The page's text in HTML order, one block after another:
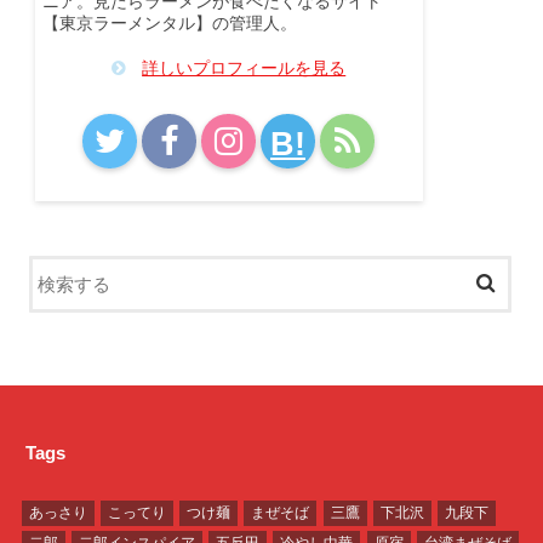
【東京ラーメンタル】の管理人。
詳しいプロフィールを見る
B!
Tags
あっさり こってり つけ麺 まぜそば 三鷹 下北沢
九段下